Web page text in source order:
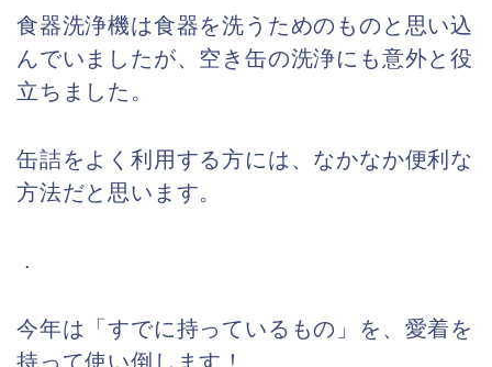
食器洗浄機は食器を洗うためのものと思い込
んでいましたが、空き缶の洗浄にも意外と役
立ちました。
缶詰をよく利用する方には、なかなか便利な
方法だと思います。
.
今年は「すでに持っているもの」を、愛着を
持って使い倒します！